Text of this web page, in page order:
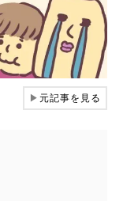
▶元記事を見る